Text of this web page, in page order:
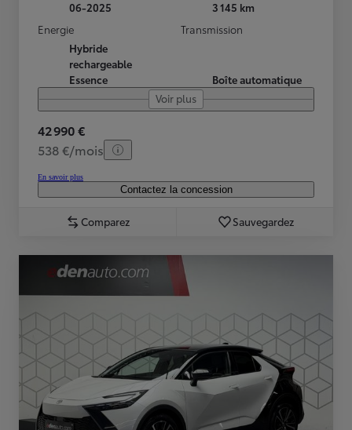
06-2025
3 145 km
Energie
Hybride
rechargeable
Essence
Transmission
Boîte automatique
Voir plus
42 990 €
538 €/mois
En savoir plus
Contactez la concession
Comparez Sauvegardez